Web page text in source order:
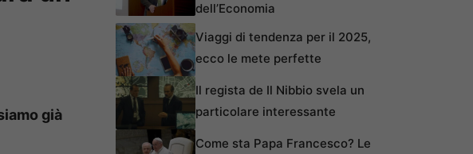
già
dell’Economia
Viaggi di tendenza per il 2025,
ecco le mete perfette
Il regista de Il Nibbio svela un
particolare interessante
Come sta Papa Francesco? Le